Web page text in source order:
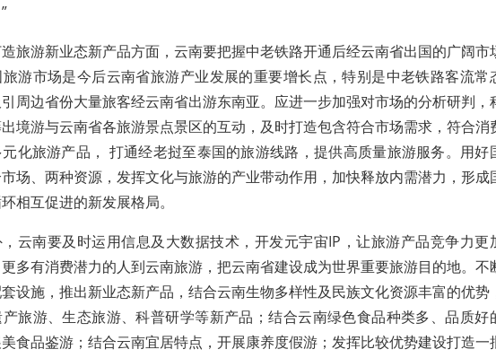
旅游新业态新产品方面，云南要把握中老铁路开通后经云南省出国的广阔市
游市场是今后云南省旅游产业发展的重要增长点，特别是中老铁路客流常
周边省份大量旅客经云南省出游东南亚。应进一步加强对市场的分析研判，
境游与云南省各旅游景点景区的互动，及时打造包含符合市场需求，符合消
化旅游产品， 打通经老挝至泰国的旅游线路，提供高质量旅游服务。用好
场、两种资源，发挥文化与旅游的产业带动作用，加快释放内需潜力，形成
相互促进的新发展格局。
云南要及时运用信息及大数据技术，开发元宇宙IP，让旅游产品竞争力更
多有消费潜力的人到云南旅游，把云南省建设成为世界重要旅游目的地。不
设施，推出新业态新产品，结合云南生物多样性及民族文化资源丰富的优势
旅游、生态旅游、科普研学等新产品；结合云南绿色食品种类多、品质好
食品鉴游；结合云南宜居特点，开展康养度假游；发挥比较优势建设打造一